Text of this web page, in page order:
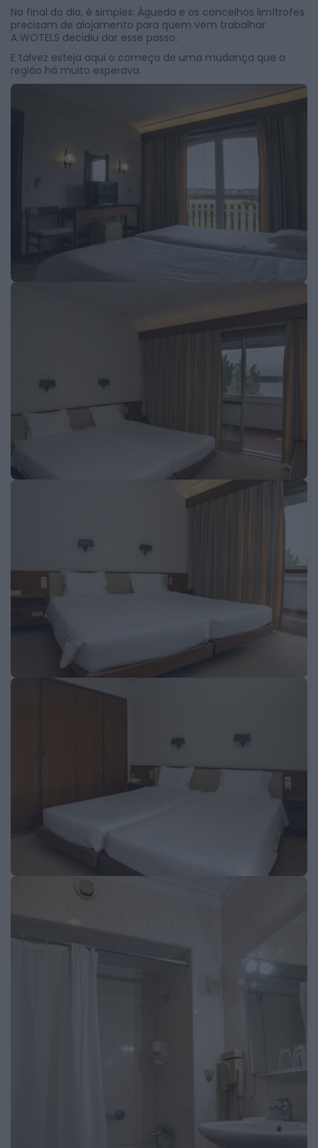
2026 Notícias de Albergaria. Todos os direitos
No final do dia, é simples: Águeda e os concelhos limítrofes
precisam de alojamento para quem vem trabalhar.
A WOTELS decidiu dar esse passo.
E talvez esteja aqui o começo de uma mudança que a
região há muito esperava.